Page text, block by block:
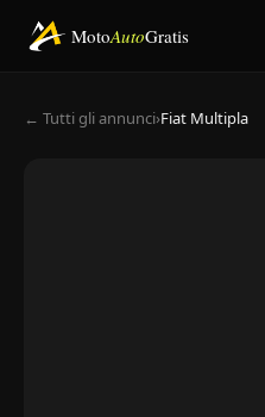
MotoAutoGratis
← Tutti gli annunci›Fiat Multipla